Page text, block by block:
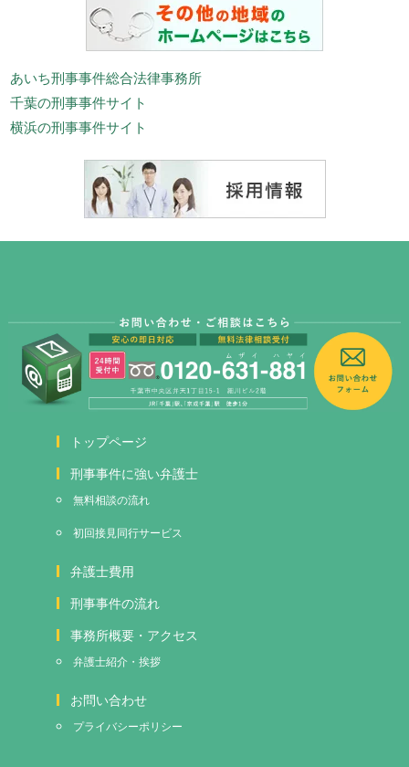
あいち刑事事件総合法律事務所
千葉の刑事事件サイト
横浜の刑事事件サイト
トップページ
刑事事件に強い弁護士
無料相談の流れ
初回接見同行サービス
弁護士費用
刑事事件の流れ
事務所概要・アクセス
弁護士紹介・挨拶
お問い合わせ
プライバシーポリシー